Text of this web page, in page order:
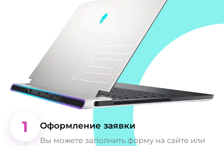
1 Оформление заявки
Вы можете заполнить форму на сайте или